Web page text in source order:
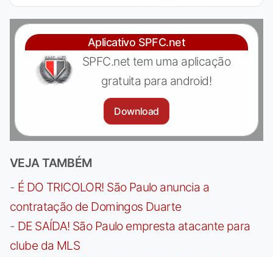
Aplicativo SPFC.net
SPFC.net tem uma aplicação
gratuita para android!
Download
VEJA TAMBÉM
- É DO TRICOLOR! São Paulo anuncia a
contratação de Domingos Duarte
- DE SAÍDA! São Paulo empresta atacante para
clube da MLS